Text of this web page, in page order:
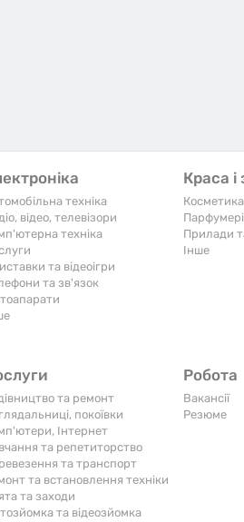
техніка
відео, телевізори
техніка
та відеоігри
та зв'язок
Краса і
Косметика
Прилади
Iнше
та ремонт
покоївки
Інтернет
та репетиторство
та транспорт
та встановлення техніки
та заходи
та відеозйомка
Робота
Вакансії
Резюме